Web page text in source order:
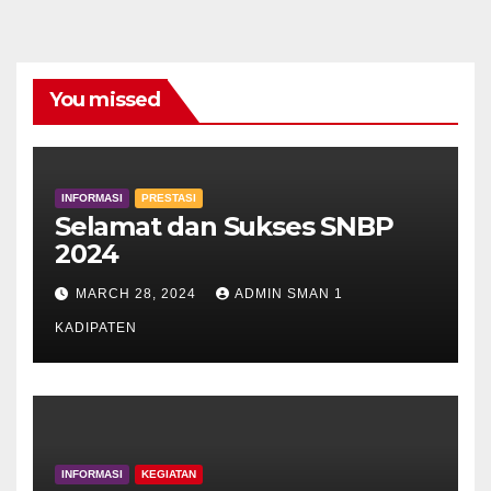
You missed
INFORMASI PRESTASI
Selamat dan Sukses SNBP
2024
MARCH 28, 2024 ADMIN SMAN 1
KADIPATEN
INFORMASI KEGIATAN